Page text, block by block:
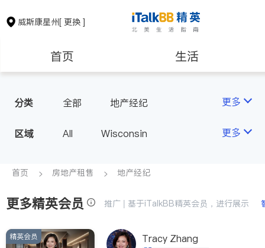
威斯康星州[ 更换 ]
首页 生活
房地产租售
教育
非盈利组织
分类 全部 地产经纪 更多
区域 All Wisconsin 更多
首页 房地产租售 地产经纪
更多精英会员 推广 | 基于iTalkBB精英会员，进行展示
精英会员 Tracy Zhang